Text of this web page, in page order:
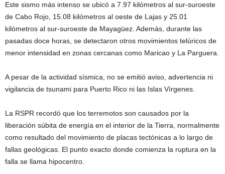
Este sismo más intenso se ubicó a 7.97 kilómetros al sur-suroeste
de Cabo Rojo, 15.08 kilómetros al oeste de Lajas y 25.01
kilómetros al sur-suroeste de Mayagüez. Además, durante las
pasadas doce horas, se detectaron otros movimientos telúricos de
menor intensidad en zonas cercanas como Maricao y La Parguera.
A pesar de la actividad sísmica, no se emitió aviso, advertencia ni
vigilancia de tsunami para Puerto Rico ni las Islas Vírgenes.
La RSPR recordó que los terremotos son causados por la
liberación súbita de energía en el interior de la Tierra, normalmente
como resultado del movimiento de placas tectónicas a lo largo de
fallas geológicas. El punto exacto donde comienza la ruptura en la
falla se llama hipocentro.